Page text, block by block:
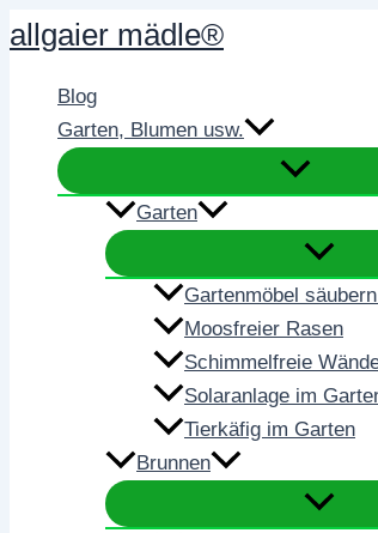
Zum
Inhalt
springen
allgaier mädle®
Blog
Garten, Blumen usw.
Garten
Gartenmöbel
Moosfreier Rasen
Schimmelfreie
Solaranlage im
Tierkäfig im Garten
Brunnen